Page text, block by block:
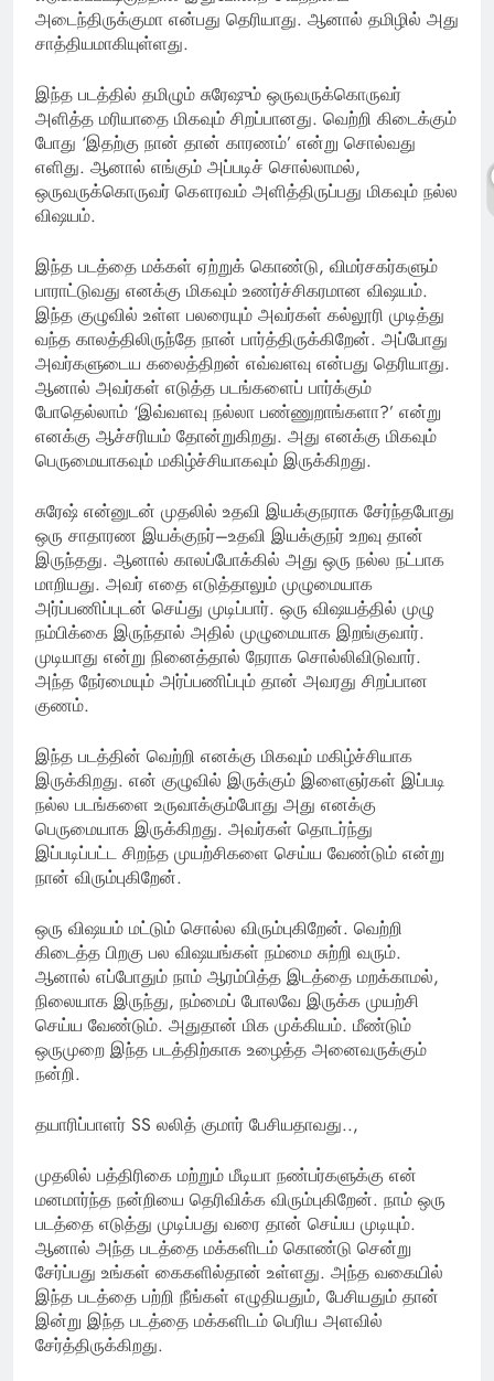
அடைந்திருக்குமா என்பது தெரியாது. ஆனால் தமிழில் அது
சாத்தியமாகியுள்ளது.
இந்த படத்தில் தமிழும் சுரேஷும் ஒருவருக்கொருவர்
அளித்த மரியாதை மிகவும் சிறப்பானது. வெற்றி கிடைக்கும்
போது ‘இதற்கு நான் தான் காரணம்’ என்று சொல்வது
எளிது. ஆனால் எங்கும் அப்படிச் சொல்லாமல்,
ஒருவருக்கொருவர் கௌரவம் அளித்திருப்பது மிகவும் நல்ல
விஷயம்.
இந்த படத்தை மக்கள் ஏற்றுக் கொண்டு, விமர்சகர்களும்
பாராட்டுவது எனக்கு மிகவும் உணர்ச்சிகரமான விஷயம்.
இந்த குழுவில் உள்ள பலரையும் அவர்கள் கல்லூரி முடித்து
வந்த காலத்திலிருந்தே நான் பார்த்திருக்கிறேன். அப்போது
அவர்களுடைய கலைத்திறன் எவ்வளவு என்பது தெரியாது.
ஆனால் அவர்கள் எடுத்த படங்களைப் பார்க்கும்
போதெல்லாம் ‘இவ்வளவு நல்லா பண்ணுறாங்களா?’ என்று
எனக்கு ஆச்சரியம் தோன்றுகிறது. அது எனக்கு மிகவும்
பெருமையாகவும் மகிழ்ச்சியாகவும் இருக்கிறது.
சுரேஷ் என்னுடன் முதலில் உதவி இயக்குநராக சேர்ந்தபோது
ஒரு சாதாரண இயக்குநர்–உதவி இயக்குநர் உறவு தான்
இருந்தது. ஆனால் காலப்போக்கில் அது ஒரு நல்ல நட்பாக
மாறியது. அவர் எதை எடுத்தாலும் முழுமையாக
அர்ப்பணிப்புடன் செய்து முடிப்பார். ஒரு விஷயத்தில் முழு
நம்பிக்கை இருந்தால் அதில் முழுமையாக இறங்குவார்.
முடியாது என்று நினைத்தால் நேராக சொல்லிவிடுவார்.
அந்த நேர்மையும் அர்ப்பணிப்பும் தான் அவரது சிறப்பான
குணம்.
இந்த படத்தின் வெற்றி எனக்கு மிகவும் மகிழ்ச்சியாக
இருக்கிறது. என் குழுவில் இருக்கும் இளைஞர்கள் இப்படி
நல்ல படங்களை உருவாக்கும்போது அது எனக்கு
பெருமையாக இருக்கிறது. அவர்கள் தொடர்ந்து
இப்படிப்பட்ட சிறந்த முயற்சிகளை செய்ய வேண்டும் என்று
நான் விரும்புகிறேன்.
ஒரு விஷயம் மட்டும் சொல்ல விரும்புகிறேன். வெற்றி
கிடைத்த பிறகு பல விஷயங்கள் நம்மை சுற்றி வரும்.
ஆனால் எப்போதும் நாம் ஆரம்பித்த இடத்தை மறக்காமல்,
நிலையாக இருந்து, நம்மைப் போலவே இருக்க முயற்சி
செய்ய வேண்டும். அதுதான் மிக முக்கியம். மீண்டும்
ஒருமுறை இந்த படத்திற்காக உழைத்த அனைவருக்கும்
நன்றி.
தயாரிப்பாளர் SS லலித் குமார் பேசியதாவது..,
முதலில் பத்திரிகை மற்றும் மீடியா நண்பர்களுக்கு என்
மனமார்ந்த நன்றியை தெரிவிக்க விரும்புகிறேன். நாம் ஒரு
படத்தை எடுத்து முடிப்பது வரை தான் செய்ய முடியும்.
ஆனால் அந்த படத்தை மக்களிடம் கொண்டு சென்று
சேர்ப்பது உங்கள் கைகளில்தான் உள்ளது. அந்த வகையில்
இந்த படத்தை பற்றி நீங்கள் எழுதியதும், பேசியதும் தான்
இன்று இந்த படத்தை மக்களிடம் பெரிய அளவில்
சேர்த்திருக்கிறது.